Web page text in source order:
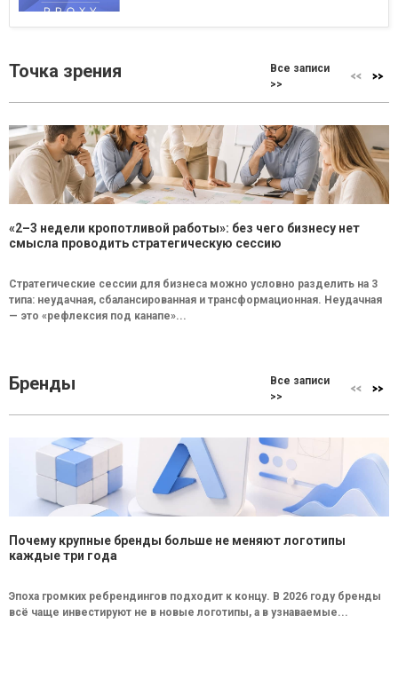
Точка зрения
Все записи
>>
«2–3 недели кропотливой работы»: без чего бизнесу нет
смысла проводить стратегическую сессию
Стратегические сессии для бизнеса можно условно разделить на 3
типа: неудачная, сбалансированная и трансформационная. Неудачная
— это «рефлексия под канапе»...
Бренды
Все записи
>>
Почему крупные бренды больше не меняют логотипы
каждые три года
Эпоха громких ребрендингов подходит к концу. В 2026 году бренды
всё чаще инвестируют не в новые логотипы, а в узнаваемые...